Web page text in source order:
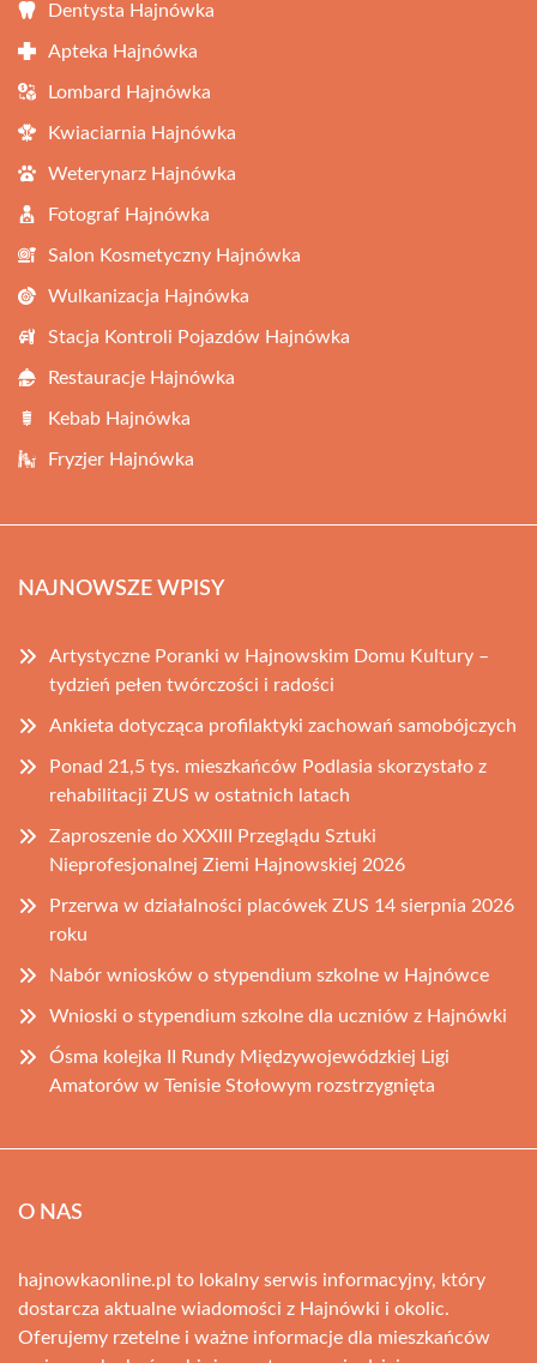
Dentysta Hajnówka
Apteka Hajnówka
Lombard Hajnówka
Kwiaciarnia Hajnówka
Weterynarz Hajnówka
Fotograf Hajnówka
Salon Kosmetyczny Hajnówka
Wulkanizacja Hajnówka
Stacja Kontroli Pojazdów Hajnówka
Restauracje Hajnówka
Kebab Hajnówka
Fryzjer Hajnówka
NAJNOWSZE WPISY
Artystyczne Poranki w Hajnowskim Domu Kultury –
tydzień pełen twórczości i radości
Ankieta dotycząca profilaktyki zachowań samobójczych
Ponad 21,5 tys. mieszkańców Podlasia skorzystało z
rehabilitacji ZUS w ostatnich latach
Zaproszenie do XXXIII Przeglądu Sztuki
Nieprofesjonalnej Ziemi Hajnowskiej 2026
Przerwa w działalności placówek ZUS 14 sierpnia 2026
roku
Nabór wniosków o stypendium szkolne w Hajnówce
Wnioski o stypendium szkolne dla uczniów z Hajnówki
Ósma kolejka II Rundy Międzywojewódzkiej Ligi
Amatorów w Tenisie Stołowym rozstrzygnięta
O NAS
hajnowkaonline.pl to lokalny serwis informacyjny, który
dostarcza aktualne wiadomości z Hajnówki i okolic.
Oferujemy rzetelne i ważne informacje dla mieszkańców